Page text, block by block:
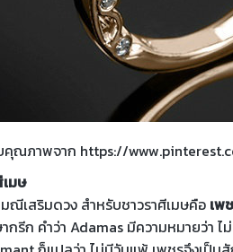
คุณภาพจาก https://
มษ
ณีเสริมดวง สำหรับชาวราศีเมษคือ เพ
กรีก คำว่า Adamas มีความหมายว่า ไ